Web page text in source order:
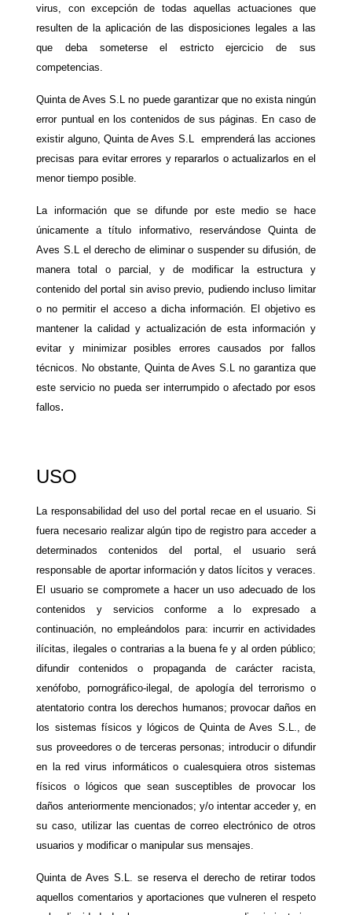
virus, con excepción de todas aquellas actuaciones que
resulten de la aplicación de las disposiciones legales a las
que deba someterse el estricto ejercicio de sus
competencias.
Quinta de Aves S.L no puede garantizar que no exista ningún
error puntual en los contenidos de sus páginas. En caso de
existir alguno, Quinta de Aves S.L emprenderá las acciones
precisas para evitar errores y repararlos o actualizarlos en el
menor tiempo posible.
La información que se difunde por este medio se hace
únicamente a título informativo, reservándose Quinta de
Aves S.L el derecho de eliminar o suspender su difusión, de
manera total o parcial, y de modificar la estructura y
contenido del portal sin aviso previo, pudiendo incluso limitar
o no permitir el acceso a dicha información. El objetivo es
mantener la calidad y actualización de esta información y
evitar y minimizar posibles errores causados por fallos
técnicos. No obstante, Quinta de Aves S.L no garantiza que
este servicio no pueda ser interrumpido o afectado por esos
fallos.
USO
La responsabilidad del uso del portal recae en el usuario. Si
fuera necesario realizar algún tipo de registro para acceder a
determinados contenidos del portal, el usuario será
responsable de aportar información y datos lícitos y veraces.
El usuario se compromete a hacer un uso adecuado de los
contenidos y servicios conforme a lo expresado a
continuación, no empleándolos para: incurrir en actividades
ilícitas, ilegales o contrarias a la buena fe y al orden público;
difundir contenidos o propaganda de carácter racista,
xenófobo, pornográfico-ilegal, de apología del terrorismo o
atentatorio contra los derechos humanos; provocar daños en
los sistemas físicos y lógicos de Quinta de Aves S.L., de
sus proveedores o de terceras personas; introducir o difundir
en la red virus informáticos o cualesquiera otros sistemas
físicos o lógicos que sean susceptibles de provocar los
daños anteriormente mencionados; y/o intentar acceder y, en
su caso, utilizar las cuentas de correo electrónico de otros
usuarios y modificar o manipular sus mensajes.
Quinta de Aves S.L. se reserva el derecho de retirar todos
aquellos comentarios y aportaciones que vulneren el respeto